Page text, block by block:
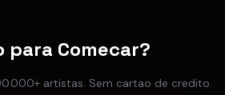
para Comecar?
artistas. Sem cartao de credito.